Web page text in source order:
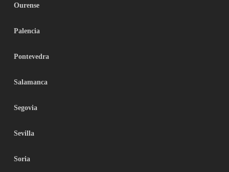
Ourense
Palencia
Pontevedra
Salamanca
Segovia
Sevilla
Soria